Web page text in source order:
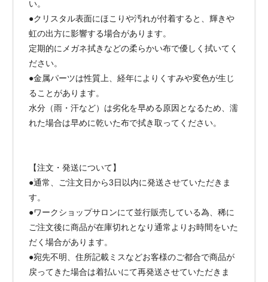
い。
●クリスタル表面にほこりや汚れが付着すると、輝きや
虹の出方に影響する場合があります。
定期的にメガネ拭きなどの柔らかい布で優しく拭いてく
ださい。
●金属パーツは性質上、経年によりくすみや変色が生じ
ることがあります。
水分（雨・汗など）は劣化を早める原因となるため、濡
れた場合は早めに乾いた布で拭き取ってください。
【注文・発送について】
●通常、ご注文日から3日以内に発送させていただきま
す。
●ワークショップサロンにて並行販売している為、稀に
ご注文後に商品が在庫切れとなり通常よりお時間をいた
だく場合があります。
●宛先不明、住所記載ミスなどお客様のご都合で商品が
戻ってきた場合は着払いにて再発送させていただきま